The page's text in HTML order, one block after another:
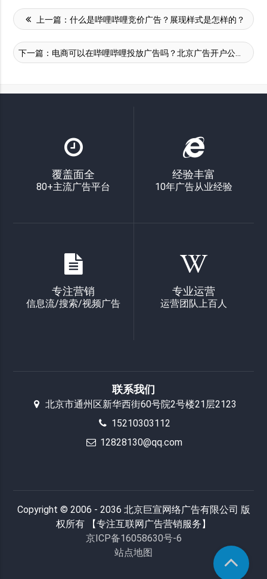
上一篇： 什么是哔哩哔哩竞价广告？展现样式是怎样的？
下一篇： 电商可以在哔哩哔哩投放广告吗？北京广告开户公司联系谁？
覆盖面全
80+主流广告平台
经验丰富
10年广告从业经验
专注营销
信息流/搜索/视频广告
专业运营
运营团队上百人
联系我们
北京市通州区新华西街60号院2号楼21层2123
15210303112
12828130@qq.com
Copyright © 2006 - 2036 北京巨宣网络广告有限公司 版
权所有 【专注互联网广告营销服务】
京ICP备16058630号-6
站点地图